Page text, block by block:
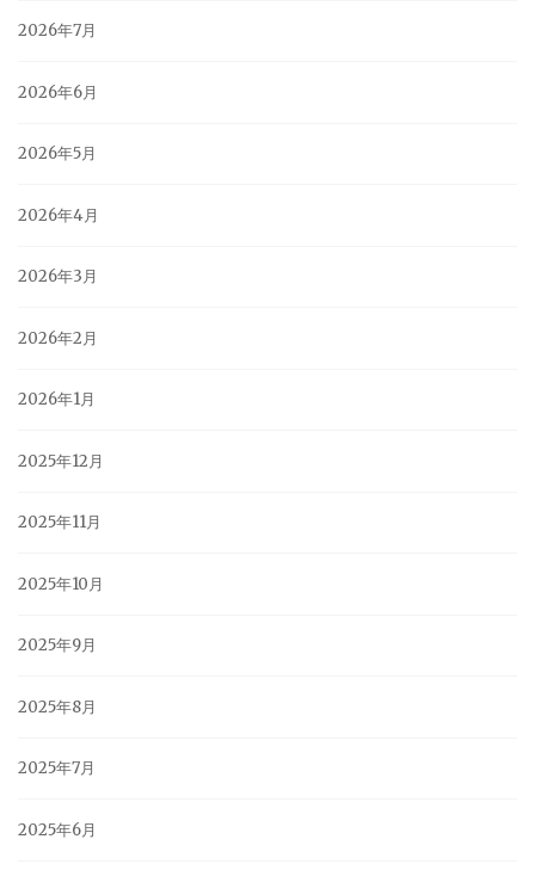
2026年7月
2026年6月
2026年5月
2026年4月
2026年3月
2026年2月
2026年1月
2025年12月
2025年11月
2025年10月
2025年9月
2025年8月
2025年7月
2025年6月